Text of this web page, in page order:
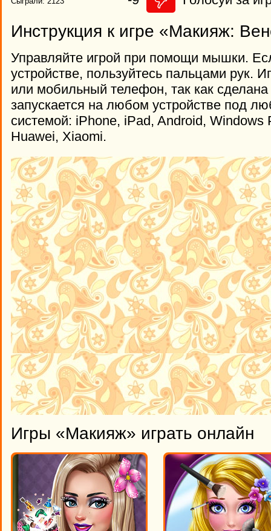
Инструкция к игре «Макияж:
Управляйте игрой при помощи мышки.
устройстве, пользуйтесь пальцами рук.
или мобильный телефон, так как
запускается на любом устройстве под
системой: iPhone, iPad, Android, Windows
Huawei, Xiaomi.
Игры «Макияж» играть онлайн